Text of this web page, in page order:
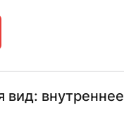
вид: внутреннее